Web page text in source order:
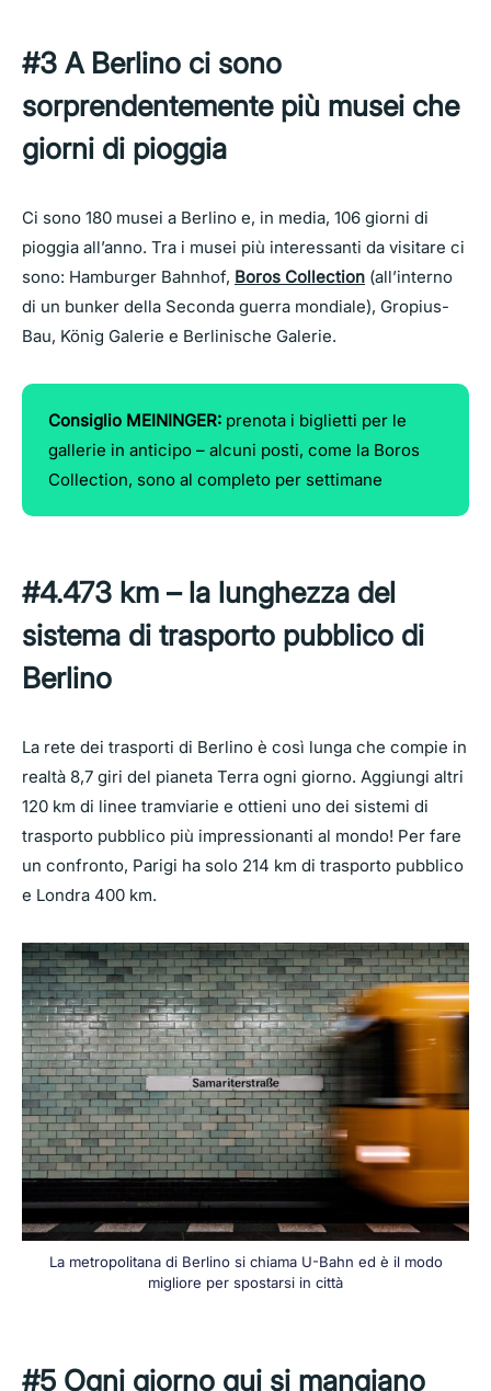
#3 A Berlino ci sono
sorprendentemente più musei che
giorni di pioggia
Ci sono 180 musei a Berlino e, in media, 106 giorni di
pioggia all’anno. Tra i musei più interessanti da visitare ci
sono: Hamburger Bahnhof, Boros Collection (all’interno
di un bunker della Seconda guerra mondiale), Gropius-
Bau, König Galerie e Berlinische Galerie.
Consiglio MEININGER: prenota i biglietti per le
gallerie in anticipo – alcuni posti, come la Boros
Collection, sono al completo per settimane
#4.473 km – la lunghezza del
sistema di trasporto pubblico di
Berlino
La rete dei trasporti di Berlino è così lunga che compie in
realtà 8,7 giri del pianeta Terra ogni giorno. Aggiungi altri
120 km di linee tramviarie e ottieni uno dei sistemi di
trasporto pubblico più impressionanti al mondo! Per fare
un confronto, Parigi ha solo 214 km di trasporto pubblico
e Londra 400 km.
La metropolitana di Berlino si chiama U-Bahn ed è il modo
migliore per spostarsi in città
#5 Ogni giorno qui si mangiano